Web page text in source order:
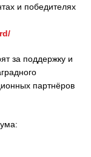
и победителях
за поддержку и
партнёров